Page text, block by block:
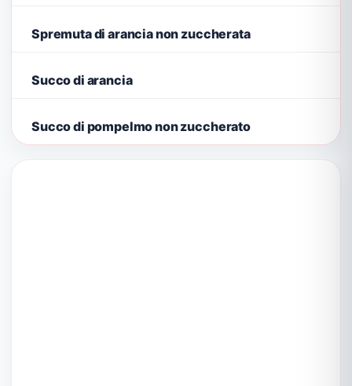
Spremuta di arancia non zuccherata
Succo di arancia
Succo di pompelmo non zuccherato